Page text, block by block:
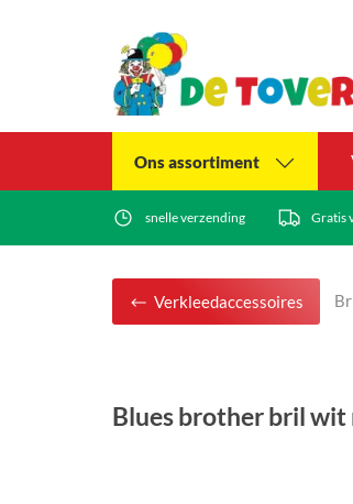
Ons assortiment
snelle verzending Gratis
Verkleedaccessoires
Blues brother bril wit